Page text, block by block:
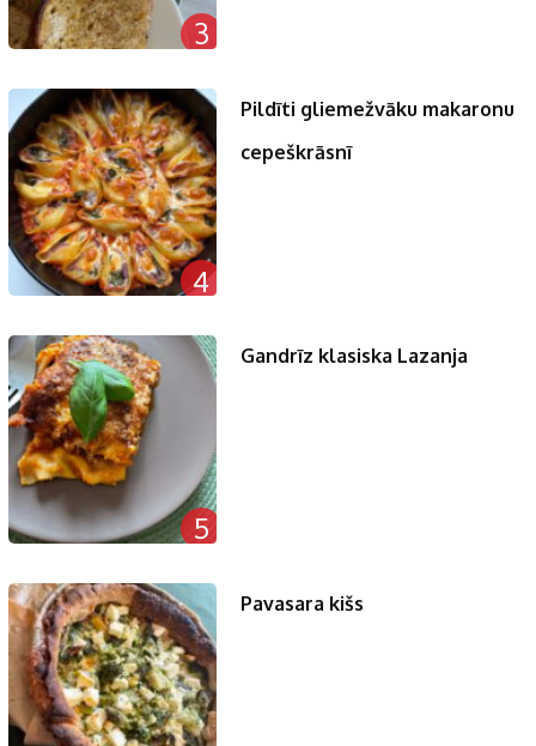
3
4
Pildīti gliemežvāku makaronu
cepeškrāsnī
5
Gandrīz klasiska Lazanja
Pavasara kišs